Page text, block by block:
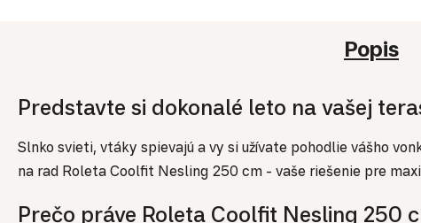
Popis
Predstavte si dokonalé leto na vašej
Slnko svieti, vtáky spievajú a vy si užívate pohodlie vášho
na rad Roleta Coolfit Nesling 250 cm - vaše riešenie pre
Prečo práve Roleta Coolfit Nesling 250